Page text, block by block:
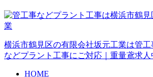
横浜市鶴見区の有限会社坂元工業は管
などプラント工事にご対応｜重量鳶求人
HOME